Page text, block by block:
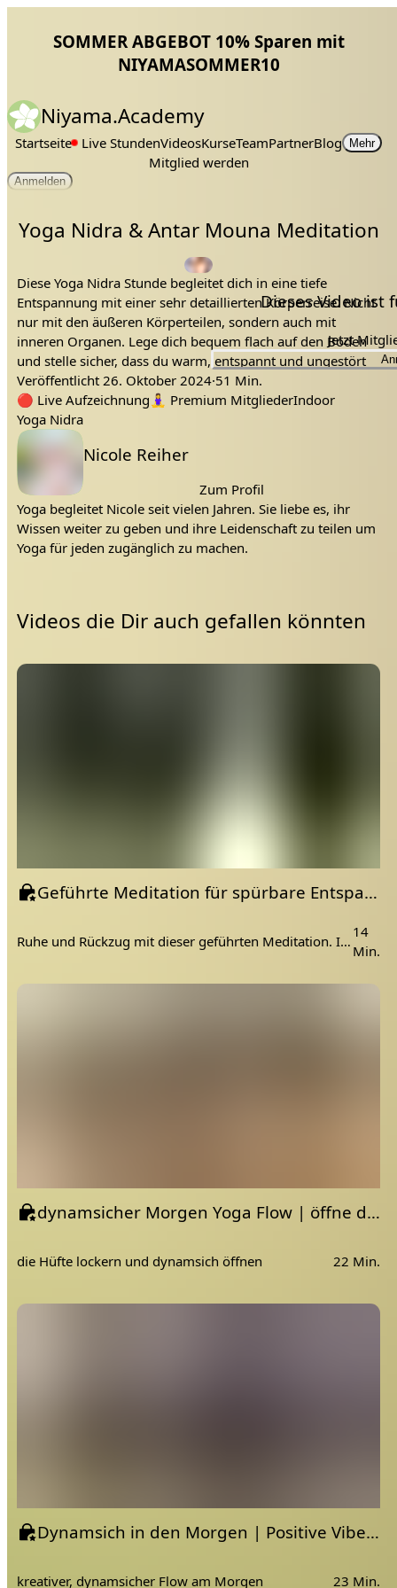
SOMMER ABGEBOT 10% Sparen mit
NIYAMASOMMER10
Niyama.Academy
Startseite Live StundenVideosKurseTeamPartnerBlog Mehr
Mitglied werden
Anmelden
Yoga Nidra & Antar Mouna Meditation
Dieses Video ist
Jetzt
Diese Yoga Nidra Stunde begleitet dich in eine tiefe
Entspannung mit einer sehr detaillierten Körperreise. Nicht
nur mit den äußeren Körperteilen, sondern auch mit
inneren Organen. Lege dich bequem flach auf den Boden
und stelle sicher, dass du warm, entspannt und ungestört
liegen kannst.
Namasté und ganz viel Entspannung 💆‍♀️
Veröffentlicht26. Oktober 2024·51 Min.
Tags:
🔴 Live Aufzeichnung🧘‍♀️ Premium MitgliederIndoor
Yoga Nidra
Reise
deep sleep
entspannung
körperreise
nidra
rest
Lehrer:
Nicole Reiher
Zum Profil
Yoga begleitet Nicole seit vielen Jahren. Sie liebe es, ihr
Wissen weiter zu geben und ihre Leidenschaft zu teilen um
Yoga für jeden zugänglich zu machen.
Videos die Dir auch gefallen könnten
Geführte Meditation für spürbare Entspannung | Ruhepuls senken
Ruhe und Rückzug mit dieser geführten Meditation. Im Hintergrund hörst du sanfte Meditationsmusik, um deinen Geist noch besser zu entspannen.
14
Min.
dynamsicher Morgen Yoga Flow | öffne deine Hüften | Vinyasa Yoga Stil
die Hüfte lockern und dynamsich öffnen 22 Min.
Dynamsich in den Morgen | Positive Vibes & Dehnung für den ganzen Körper
kreativer, dynamsicher Flow am Morgen 23 Min.